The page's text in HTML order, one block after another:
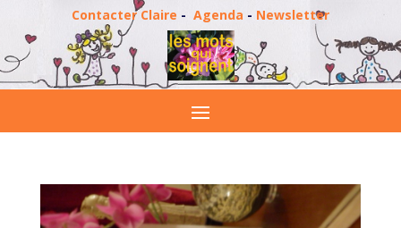
Contacter Claire - Agenda - Newsletter